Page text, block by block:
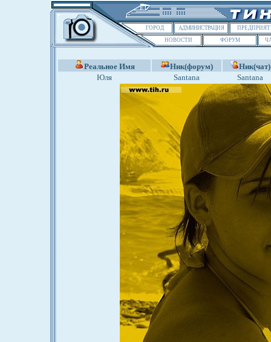
ГОРОД АДМИНИСТРАЦИЯ
НОВОСТИ
ФОРУМ
Реальное Имя Ник(форум)
Ник(чат)
Юля
Santana Santana